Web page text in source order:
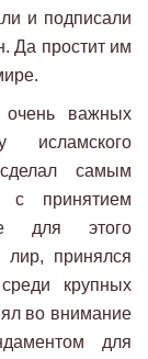
и подписали
Да простит им
очень важных
исламского
самым
принятием
для этого
лир, принялся
крупных
во внимание
для